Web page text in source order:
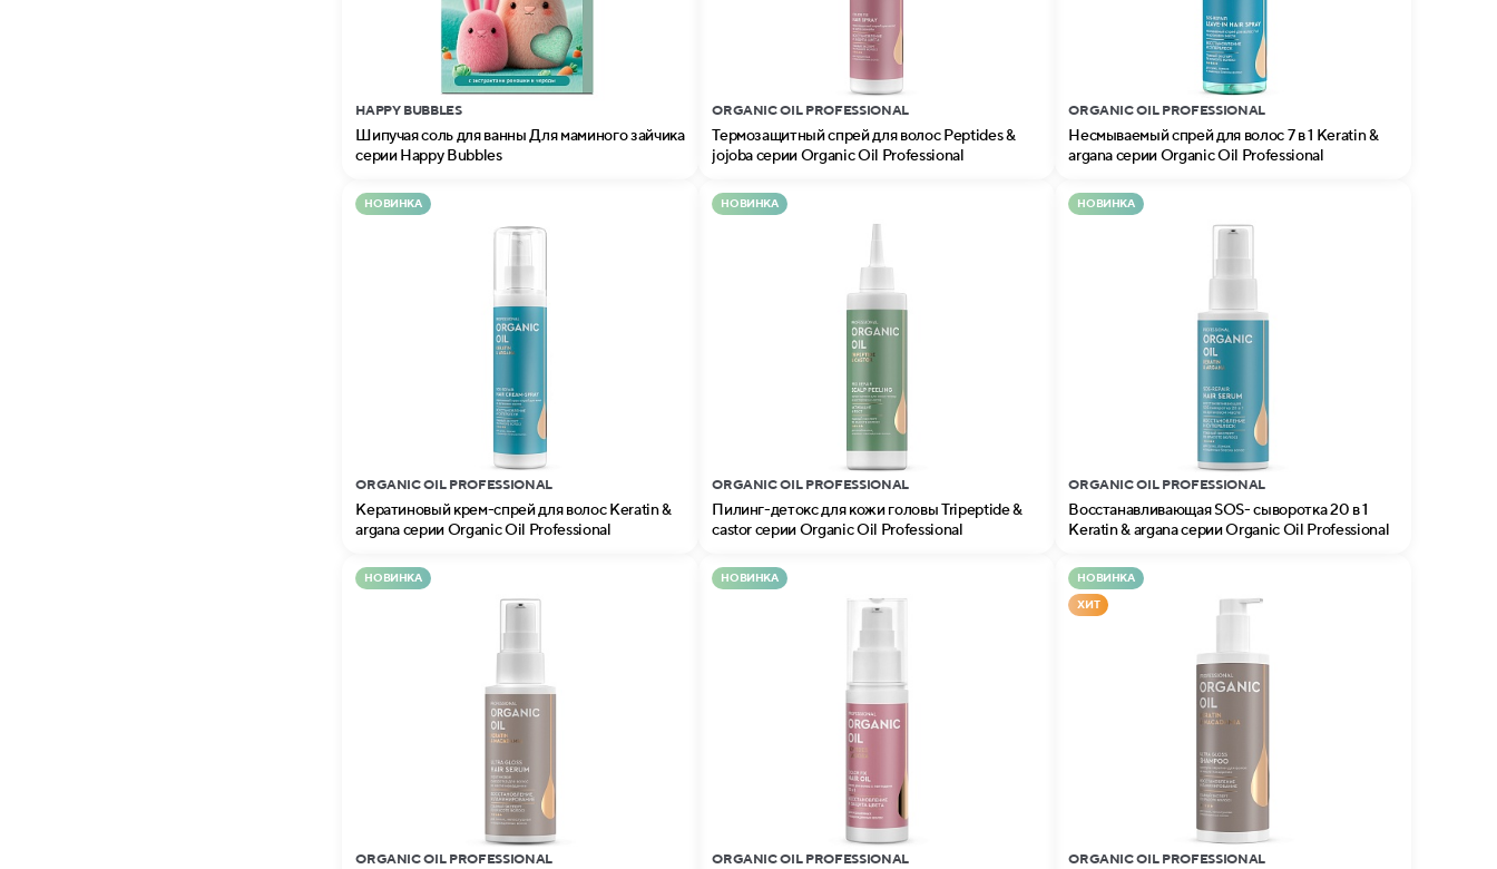
HAPPY BUBBLES
Шипучая соль для ванны Для маминого зайчика
серии Happy Bubbles
ORGANIC OIL PROFESSIONAL
Термозащитный спрей для волоc Peptides &
jojoba серии Organic Oil Professional
ORGANIC OIL PROFESSIONAL
Несмываемый спрей для волос 7 в 1 Keratin &
argana серии Organic Oil Professional
НОВИНКА
ORGANIC OIL PROFESSIONAL
Кератиновый крем-спрей для волос Keratin &
argana серии Organic Oil Professional
НОВИНКА
ORGANIC OIL PROFESSIONAL
Пилинг-детокс для кожи головы Tripeptide &
castor серии Organic Oil Professional
НОВИНКА
ORGANIC OIL PROFESSIONAL
Восстанавливающая SOS- сыворотка 20 в 1
Keratin & argana серии Organic Oil Professional
НОВИНКА
ORGANIC OIL PROFESSIONAL
НОВИНКА
ORGANIC OIL PROFESSIONAL
НОВИНКА
ХИТ
ORGANIC OIL PROFESSIONAL